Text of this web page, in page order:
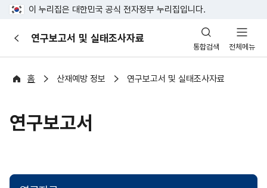
이 누리집은 대한민국 공식 전자정부 누리집입니다.
이
산
안
포
연구보고서 및 실태조사자료
통합검색 전체메뉴
홈 산재예방 정보 연구보고서 및 실태조사자료
연구보고서